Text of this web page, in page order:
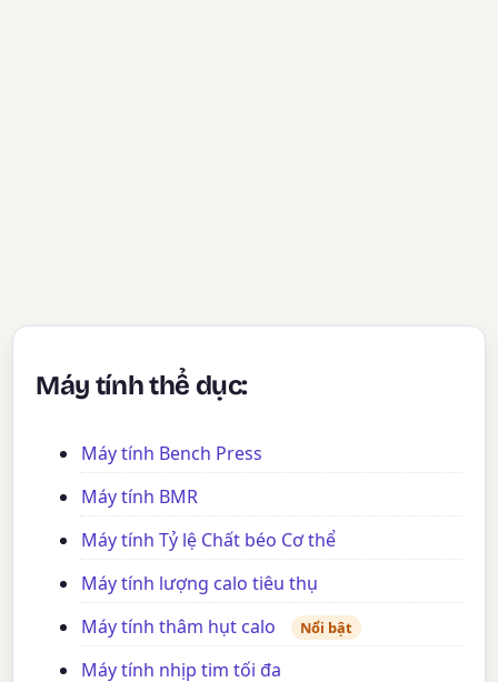
Máy tính thể dục:
Máy tính Bench Press
Máy tính BMR
Máy tính Tỷ lệ Chất béo Cơ thể
Máy tính lượng calo tiêu thụ
Máy tính thâm hụt calo
Nổi bật
Máy tính nhịp tim tối đa